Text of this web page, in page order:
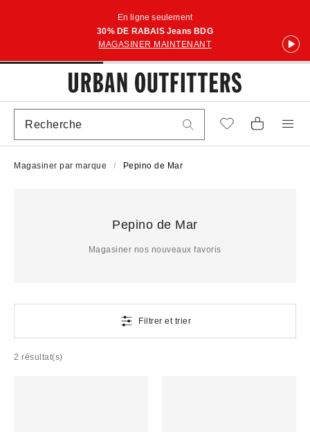
En ligne seulement
30% DE RABAIS Jeans BDG
MAGASINER MAINTENANT
Magasiner par marque Pepino de Mar
Pepino de Mar
Magasiner nos nouveaux favoris
Filtrer et trier
2 résultat(s)